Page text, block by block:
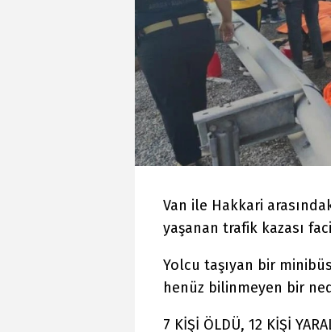
Van ile Hakkari
yaşanan trafik kazası
Yolcu taşıyan bir
henüz bilinmeyen bir
7 KİŞİ ÖLDÜ, 12 KİŞİ